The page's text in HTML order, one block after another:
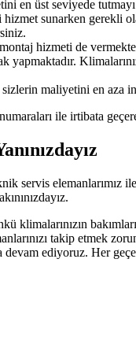
en üst seviyede
sunarken gerekli
hizmeti de
maliyetini en aza
ile irtibata
servis elemanlarımız
klimalarınızın
takip etmek
devam ediyoruz. Her